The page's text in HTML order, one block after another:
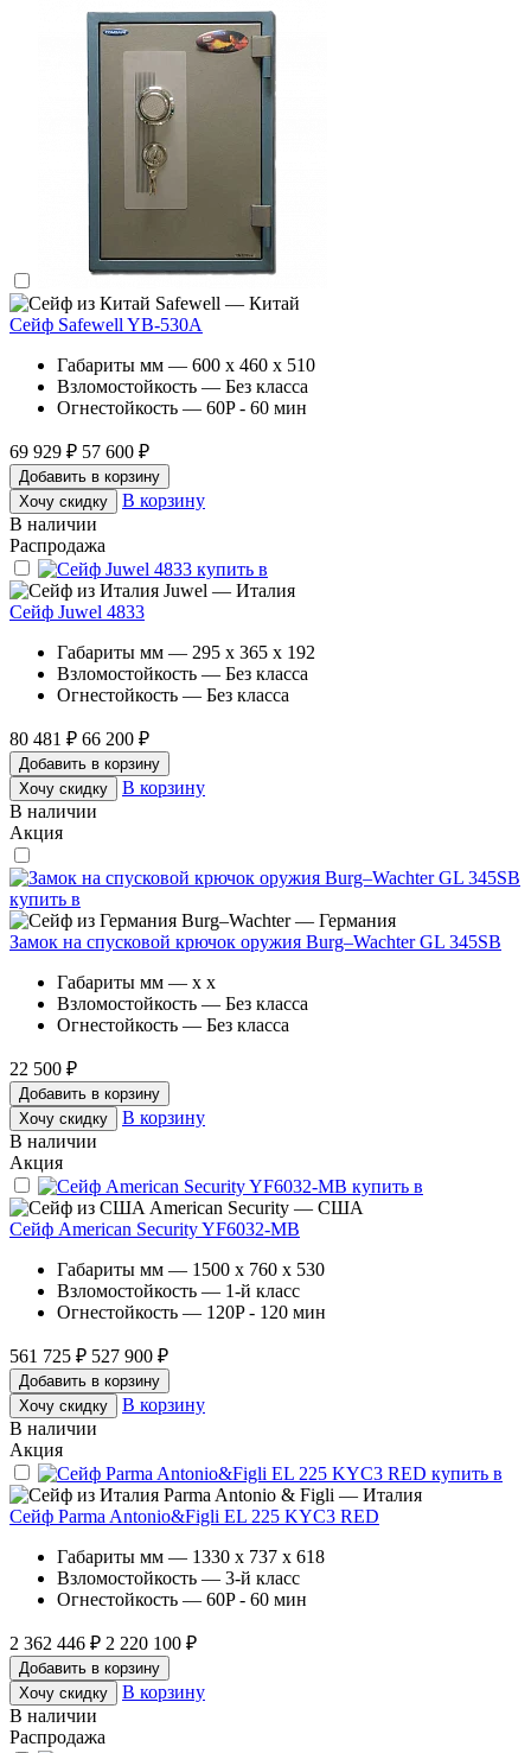
Safewell — Китай
Сейф Safewell YB-530A
Габариты мм — 600 x 460 x 510
Взломостойкость — Без класса
Огнестойкость — 60P - 60 мин
69 929 ₽ 57 600 ₽
Добавить в корзину
Хочу скидку
В корзину
В наличии
Распродажа
Juwel — Италия
Сейф Juwel 4833
Габариты мм — 295 x 365 x 192
Взломостойкость — Без класса
Огнестойкость — Без класса
80 481 ₽ 66 200 ₽
Добавить в корзину
Хочу скидку
В корзину
В наличии
Акция
Burg–Wachter — Германия
Замок на спусковой крючок оружия Burg–Wachter GL 345SB
Габариты мм — x x
Взломостойкость — Без класса
Огнестойкость — Без класса
22 500 ₽
Добавить в корзину
Хочу скидку
В корзину
В наличии
Акция
American Security — США
Сейф American Security YF6032-MB
Габариты мм — 1500 x 760 x 530
Взломостойкость — 1-й класс
Огнестойкость — 120P - 120 мин
561 725 ₽ 527 900 ₽
Добавить в корзину
Хочу скидку
В корзину
В наличии
Акция
Parma Antonio & Figli — Италия
Сейф Parma Antonio&Figli EL 225 KYC3 RED
Габариты мм — 1330 x 737 x 618
Взломостойкость — 3-й класс
Огнестойкость — 60P - 60 мин
2 362 446 ₽ 2 220 100 ₽
Добавить в корзину
Хочу скидку
В корзину
В наличии
Распродажа